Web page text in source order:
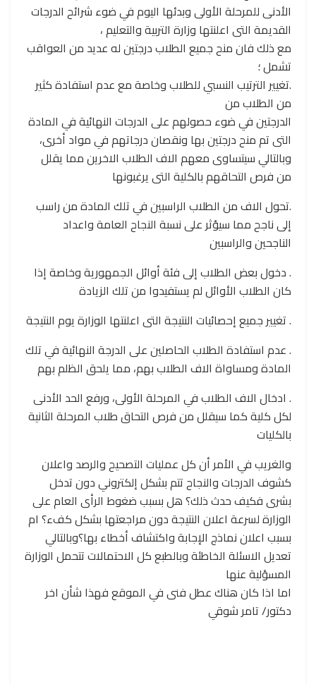
الأدنى للمرحلة الأولى وبدئها اليوم في ضوء شرائح الدرجات
القديمة التى اعلنتها وزارة التربية والتعليم ،
مع ذلك فان منح جميع الطلاب درجتين له عديد من العواقب
تشمل ؛
.تغيير الترتيب النسبي للطلاب وخاصة مع عدم استفادة كثير
من الطلاب من
الدرجتين في ضوء حصولهم على الدرجات النهائية في المادة
التى تم منح درجتين بها ونقصان درجاتهم في مواد أخرى،
وبالتالي سيتساوى معهم الاف الطلاب الاخرين مما يقلل
من فرص التحاقهم بالكلية التى يرغبونها
.تحول الاف من الطلاب الراسبين في تلك المادة من راسب
إلى ناجح مما سيؤثر على نسبة النجاح العامة واعداد
الناجحين والراسبين
. دخول بعض الطلاب إلى فئة أوائل الجمهورية وخاصة إذا
كان الطلاب الأوائل لم يستفيدوا من تلك الزيادة
. تغيير جميع إحصائيات النتيجة التى اعلنتها الوزارة يوم النتيجة
. عدم استفادة الطلاب الحاصلين على الدرجة النهائية في تلك
المادة ومساواة الاف الطلاب بهم، مما يلحق الظلم بهم
. ادخال الاف الطلاب في المرحلة الأولى، ورفع الحد الأدنى
لكل كلية كما سيقلل من فرص التحاق طلاب المرحلة الثانية
بالكليات
والغريب في الأمر أن كل عمليات التصحيح والرصد واعلان
كشوف الدرجات والنجاح تتم بشكل إلكتروني دون تدخل
بشرى فكيف حدث ذلك؟ هل بسبب ضغوط الرأى العام على
الوزارة لسرعة اعلان النتيجة دون مراجعتها بشكل كفء؟ ام
بسبب اعلان نماذج الإجابة واكتشاف أخطاء بها؟وبالتالي
تعديل الاسئلة الخاطئة وبالطبع كل الاحتمالات تتحمل الوزارة
المسؤلية عنها
اما اذا كان هناك عطل فنى في الموقع فهذا شأن اخر
دكتور/ تامر شوقي